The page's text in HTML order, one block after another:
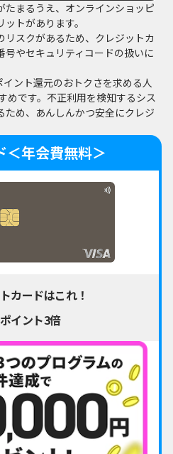
たまるうえ、オンラインショッピ
トがあります。
リスクがあるため、クレジットカ
やセキュリティコードの扱いに
ント還元のおトクさを求める人
めです。不正利用を検知するシス
ため、あんしんかつ安全にクレジ
＜年会費無料＞
カードはこれ！
イント3倍